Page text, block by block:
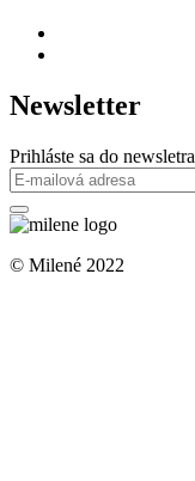
Newsletter
Prihláste sa do newsletra
© Milené 2022